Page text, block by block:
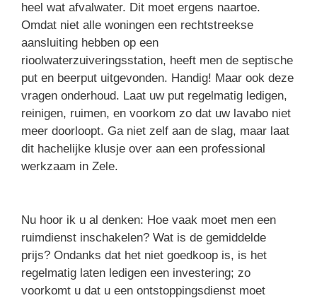
heel wat afvalwater. Dit moet ergens naartoe.
Omdat niet alle woningen een rechtstreekse
aansluiting hebben op een
rioolwaterzuiveringsstation, heeft men de septische
put en beerput uitgevonden. Handig! Maar ook deze
vragen onderhoud. Laat uw put regelmatig ledigen,
reinigen, ruimen, en voorkom zo dat uw lavabo niet
meer doorloopt. Ga niet zelf aan de slag, maar laat
dit hachelijke klusje over aan een professional
werkzaam in Zele.
Nu hoor ik u al denken: Hoe vaak moet men een
ruimdienst inschakelen? Wat is de gemiddelde
prijs? Ondanks dat het niet goedkoop is, is het
regelmatig laten ledigen een investering; zo
voorkomt u dat u een ontstoppingsdienst moet